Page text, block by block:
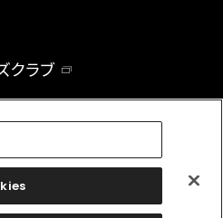
クラブ
facebookinstagramtwitter